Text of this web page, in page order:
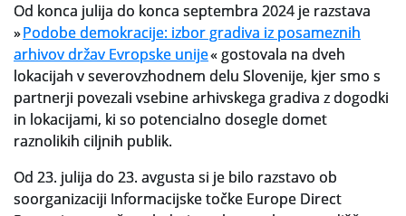
Za ustvarjalce
Strokovna usposabljanja za uslužbence
Gradivo
Register ustvarjalcev
Arhivske škatle
Projekti
Od konca julija do konca septembra 2024 je razstava
»Podobe demokracije: izbor gradiva iz posameznih
arhivov držav Evropske unije« gostovala na dveh
lokacijah v severovzhodnem delu Slovenije, kjer smo s
partnerji povezali vsebine arhivskega gradiva z dogodki
in lokacijami, ki so potencialno dosegle domet
raznolikih ciljnih publik.
Od 23. julija do 23. avgusta si je bilo razstavo ob
soorganizaciji Informacijske točke Europe Direct